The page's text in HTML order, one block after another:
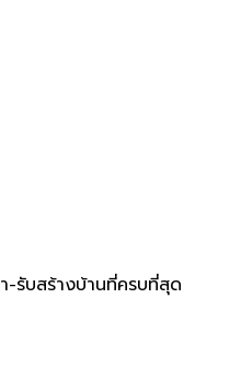
-รับสร้างบ้านที่ครบที่สุด